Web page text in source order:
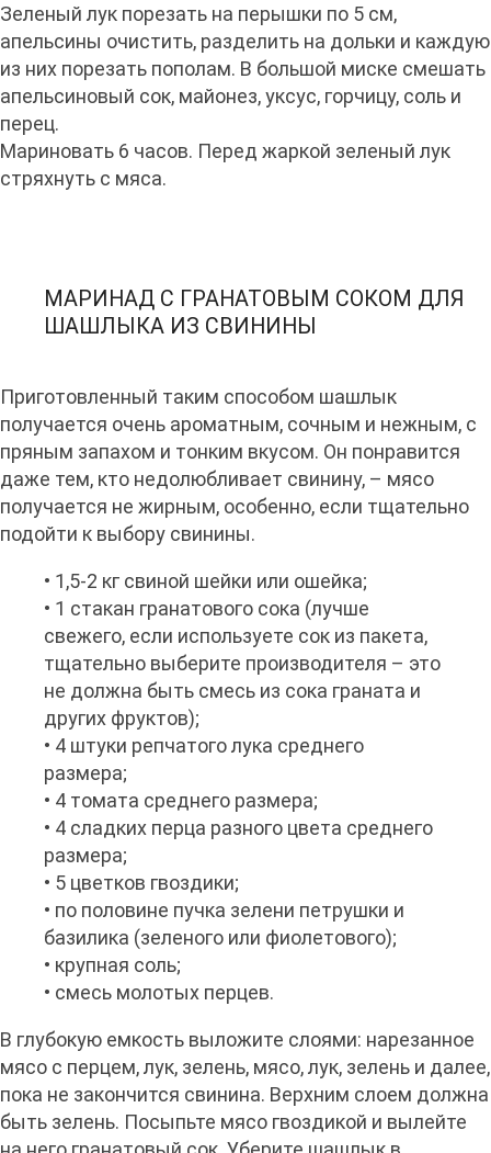
Зеленый лук порезать на перышки по 5 см,
апельсины очистить, разделить на дольки и каждую
из них порезать пополам. В большой миске смешать
апельсиновый сок, майонез, уксус, горчицу, соль и
перец.
Мариновать 6 часов. Перед жаркой зеленый лук
стряхнуть с мяса.
МАРИНАД С ГРАНАТОВЫМ СОКОМ ДЛЯ
ШАШЛЫКА ИЗ СВИНИНЫ
Приготовленный таким способом шашлык
получается очень ароматным, сочным и нежным, с
пряным запахом и тонким вкусом. Он понравится
даже тем, кто недолюбливает свинину, – мясо
получается не жирным, особенно, если тщательно
подойти к выбору свинины.
• 1,5-2 кг свиной шейки или ошейка;
• 1 стакан гранатового сока (лучше
свежего, если используете сок из пакета,
тщательно выберите производителя – это
не должна быть смесь из сока граната и
других фруктов);
• 4 штуки репчатого лука среднего
размера;
• 4 томата среднего размера;
• 4 сладких перца разного цвета среднего
размера;
• 5 цветков гвоздики;
• по половине пучка зелени петрушки и
базилика (зеленого или фиолетового);
• крупная соль;
• смесь молотых перцев.
В глубокую емкость выложите слоями: нарезанное
мясо с перцем, лук, зелень, мясо, лук, зелень и далее,
пока не закончится свинина. Верхним слоем должна
быть зелень. Посыпьте мясо гвоздикой и вылейте